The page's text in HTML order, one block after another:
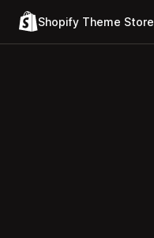
Shopify Theme Store